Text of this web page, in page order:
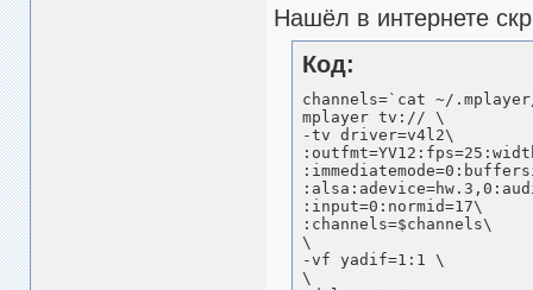
Нашёл в интернете
Код:
channels=`cat ~/
mplayer tv:// \
-tv driver=v4l2\
:input=0:normid=17\
:channels=$channels\
\
-vf yadif=1:1 \
\